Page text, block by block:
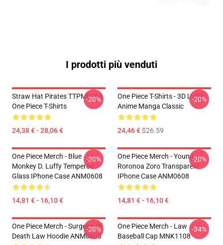
I prodotti più venduti
Straw Hat Pirates TTPM0104
One Piece T-Shirts
24,38 € - 28,06 €
-20%
One Piece T-Shirts - 3D Luffy
Anime Manga Classic
24,46 €$26.59
-20%
One Piece Merch - Blue
Monkey D. Luffy Tempered
Glass IPhone Case ANM0608
14,81 € - 16,10 €
-20%
One Piece Merch - Young
Roronoa Zoro Transparent
IPhone Case ANM0608
14,81 € - 16,10 €
-20%
One Piece Merch - Surgeon Of
Death Law Hoodie ANM0608
-20%
One Piece Merch - Law
Baseball Cap MNK1108
-34%